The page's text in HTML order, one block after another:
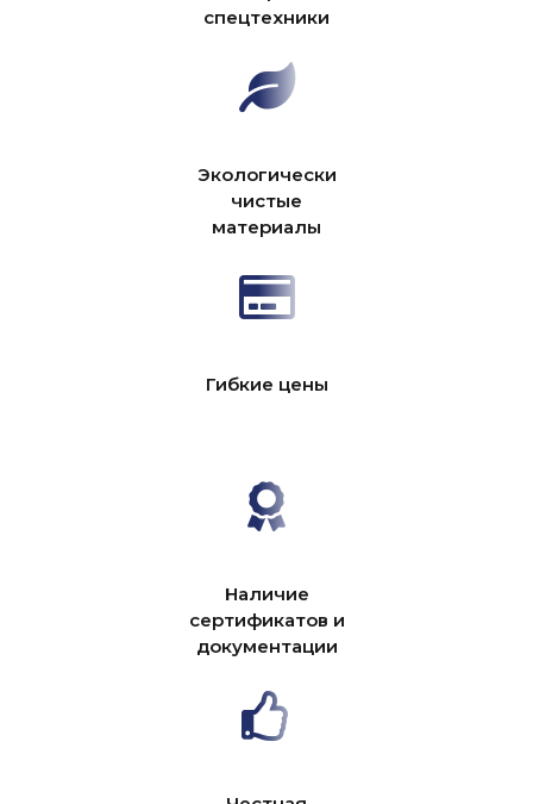
спецтехники
Экологически
чистые
материалы
Гибкие цены
Наличие
сертификатов и
документации